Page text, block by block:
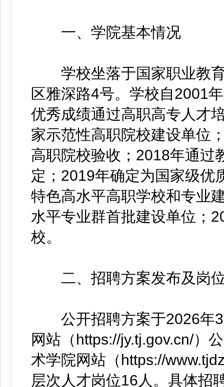
一、学院基本情况
学校坐落于国家职业教育
区雅深路4号。学校自2001
优秀成绩通过高职高专人才
家示范性高职院校建设单位
高职院校验收；2018年通过
定；2019年确定为国家级优
特色高水平高职学校和专业
水平专业群首批建设单位；
校。
二、招聘方案发布及岗
公开招聘方案于2026年3
网站（https://jy.tj.gov.cn/）
术学院网站（https://
层次人才岗位16人。具体招